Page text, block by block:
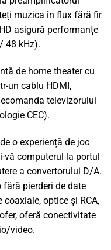
muzica în flux fără fir
asigură performanțe
48 kHz).
de home theater cu
un cablu HDMI,
televizorului
CEC).
o experiență de joc
vă computerul la portul
a convertorului D/A.
pierderi de date
optice și RCA,
oferă conectivitate
video.